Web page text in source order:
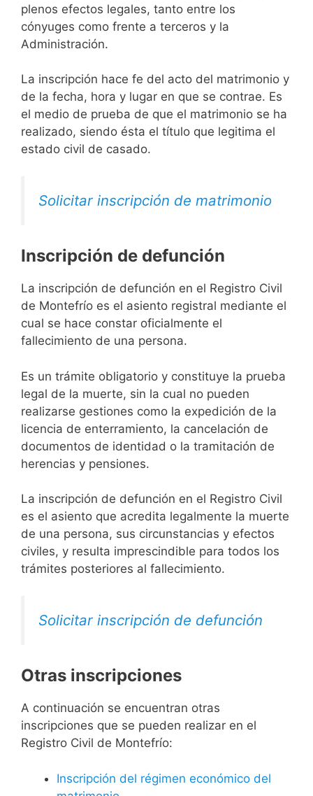
plenos efectos legales, tanto entre los
cónyuges como frente a terceros y la
Administración.
La inscripción hace fe del acto del matrimonio y
de la fecha, hora y lugar en que se contrae. Es
el medio de prueba de que el matrimonio se ha
realizado, siendo ésta el título que legitima el
estado civil de casado.
Solicitar inscripción de matrimonio
Inscripción de defunción
La inscripción de defunción en el Registro Civil
de Montefrío es el asiento registral mediante el
cual se hace constar oficialmente el
fallecimiento de una persona.
Es un trámite obligatorio y constituye la prueba
legal de la muerte, sin la cual no pueden
realizarse gestiones como la expedición de la
licencia de enterramiento, la cancelación de
documentos de identidad o la tramitación de
herencias y pensiones.
La inscripción de defunción en el Registro Civil
es el asiento que acredita legalmente la muerte
de una persona, sus circunstancias y efectos
civiles, y resulta imprescindible para todos los
trámites posteriores al fallecimiento.
Solicitar inscripción de defunción
Otras inscripciones
A continuación se encuentran otras
inscripciones que se pueden realizar en el
Registro Civil de Montefrío:
Inscripción del régimen económico del